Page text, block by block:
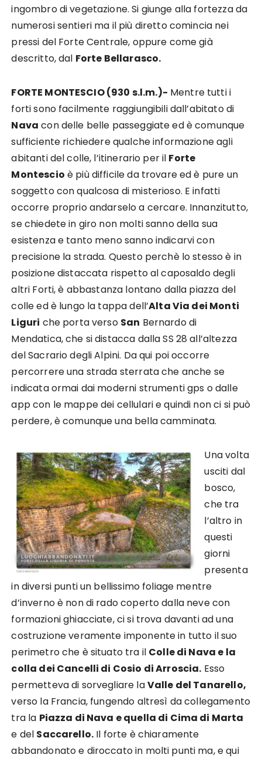
ingombro di vegetazione. Si giunge alla fortezza da
numerosi sentieri ma il più diretto comincia nei
pressi del Forte Centrale, oppure come già
descritto, dal Forte Bellarasco.
FORTE MONTESCIO (930 s.l.m.)- Mentre tutti i
forti sono facilmente raggiungibili dall’abitato di
Nava con delle belle passeggiate ed è comunque
sufficiente richiedere qualche informazione agli
abitanti del colle, l’itinerario per il Forte
Montescio è più difficile da trovare ed è pure un
soggetto con qualcosa di misterioso. E infatti
occorre proprio andarselo a cercare. Innanzitutto,
se chiedete in giro non molti sanno della sua
esistenza e tanto meno sanno indicarvi con
precisione la strada. Questo perchè lo stesso è in
posizione distaccata rispetto al caposaldo degli
altri Forti, è abbastanza lontano dalla piazza del
colle ed è lungo la tappa dell’Alta Via dei Monti
Liguri che porta verso San Bernardo di
Mendatica, che si distacca dalla SS 28 all’altezza
del Sacrario degli Alpini. Da qui poi occorre
percorrere una strada sterrata che anche se
indicata ormai dai moderni strumenti gps o dalle
app con le mappe dei cellulari e quindi non ci si può
perdere, è comunque una bella camminata.
Una volta
usciti dal
bosco,
che tra
l’altro in
questi
giorni
presenta
in diversi punti un bellissimo foliage mentre
d’inverno è non di rado coperto dalla neve con
formazioni ghiacciate, ci si trova davanti ad una
costruzione veramente imponente in tutto il suo
perimetro che è situato tra il Colle di Nava e la
colla dei Cancelli di Cosio di Arroscia. Esso
permetteva di sorvegliare laValle del Tanarello,
verso la Francia, fungendo altresì da collegamento
tra la Piazza di Nava e quella di Cima di Marta
e del Saccarello. Il forte è chiaramente
abbandonato e diroccato in molti punti ma, e qui